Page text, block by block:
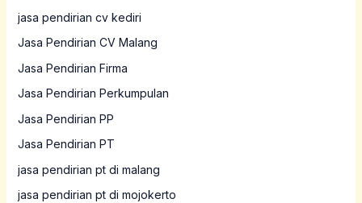
jasa pendirian cv kediri
Jasa Pendirian CV Malang
Jasa Pendirian Firma
Jasa Pendirian Perkumpulan
Jasa Pendirian PP
Jasa Pendirian PT
jasa pendirian pt di malang
jasa pendirian pt di mojokerto